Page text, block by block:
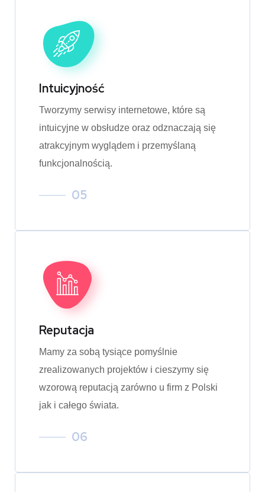
Intuicyjność
Tworzymy serwisy internetowe, które są
intuicyjne w obsłudze oraz odznaczają się
atrakcyjnym wyglądem i przemyślaną
funkcjonalnością.
05
Reputacja
Mamy za sobą tysiące pomyślnie
zrealizowanych projektów i cieszymy się
wzorową reputacją zarówno u firm z Polski
jak i całego świata.
06